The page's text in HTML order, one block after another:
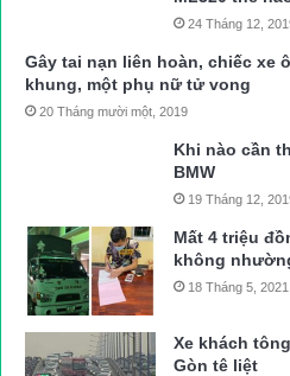
24 Tháng 12,
Gây tai nạn liên hoàn, chiếc xe
khung, một phụ nữ tử vong
20 Tháng mười một, 2019
Khi nào cần
BMW
19 Tháng 12,
Mất 4 triệu
không
18 Tháng 5, 2021
Xe khách
Gòn tê liệt